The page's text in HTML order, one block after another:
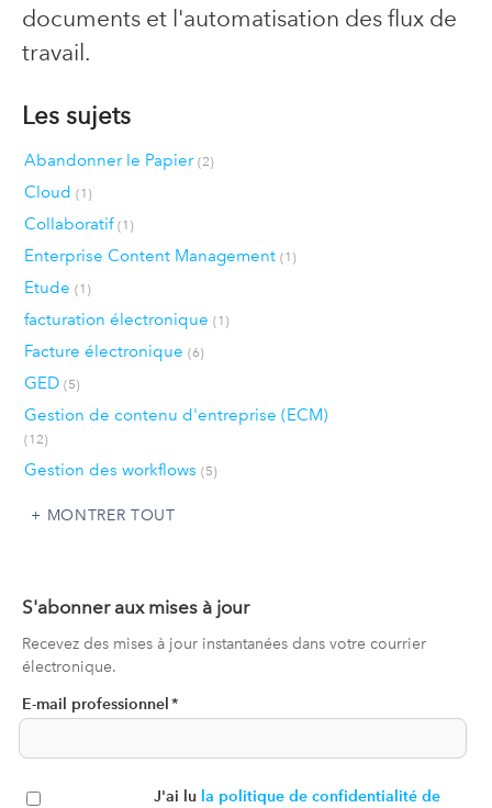
documents et l'automatisation des flux de
travail.
Les sujets
Abandonner le Papier (2)
Cloud (1)
Collaboratif (1)
Enterprise Content Management (1)
Etude (1)
facturation électronique (1)
Facture électronique (6)
GED (5)
Gestion de contenu d'entreprise (ECM)
(12)
Gestion des workflows (5)
MONTRER TOUT
S'abonner aux mises à jour
Recevez des mises à jour instantanées dans votre courrier
électronique.
E-mail professionnel*
J'ai lu la politique de confidentialité de